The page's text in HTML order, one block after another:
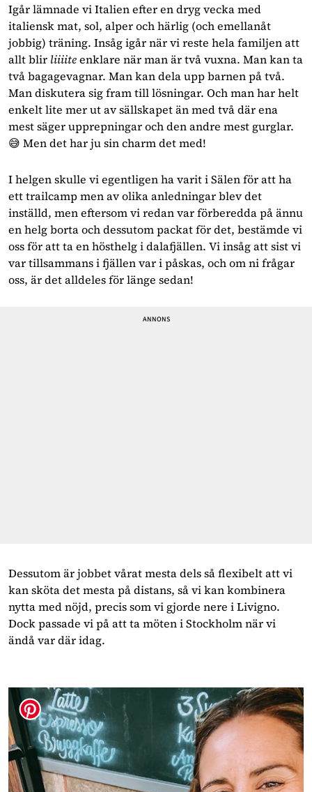
of
41
seconds
Igår lämnade vi Italien efter en dryg vecka med
italiensk mat, sol, alper och härlig (och emellanåt
jobbig) träning. Insåg igår när vi reste hela familjen att
allt blir liiiite enklare när man är två vuxna. Man kan ta
två bagagevagnar. Man kan dela upp barnen på två.
Man diskutera sig fram till lösningar. Och man har helt
enkelt lite mer ut av sällskapet än med två där ena
mest säger upprepningar och den andre mest gurglar.
😅 Men det har ju sin charm det med!
I helgen skulle vi egentligen ha varit i Sälen för att ha
ett trailcamp men av olika anledningar blev det
inställd, men eftersom vi redan var förberedda på ännu
en helg borta och dessutom packat för det, bestämde vi
oss för att ta en hösthelg i dalafjällen. Vi insåg att sist vi
var tillsammans i fjällen var i påskas, och om ni frågar
oss, är det alldeles för länge sedan!
Dessutom är jobbet vårat mesta dels så flexibelt att vi
kan sköta det mesta på distans, så vi kan kombinera
nytta med nöjd, precis som vi gjorde nere i Livigno.
Dock passade vi på att ta möten i Stockholm när vi
ändå var där idag.